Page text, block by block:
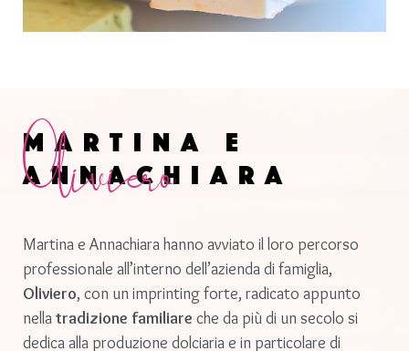
Martina e
Annachiara
Oliviero
Martina e Annachiara hanno avviato il loro percorso
professionale all’interno dell’azienda di famiglia,
Oliviero, con un imprinting forte, radicato appunto
nellatradizione familiare che da più di un secolo si
dedica alla produzione dolciaria e in particolare di